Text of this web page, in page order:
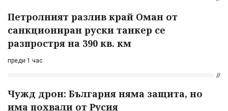
Петролният разлив край Оман от
санкциониран руски танкер се
разпростря на 390 кв. км
преди 1 час
Чужд дрон: България няма защита, но
има похвали от Русия